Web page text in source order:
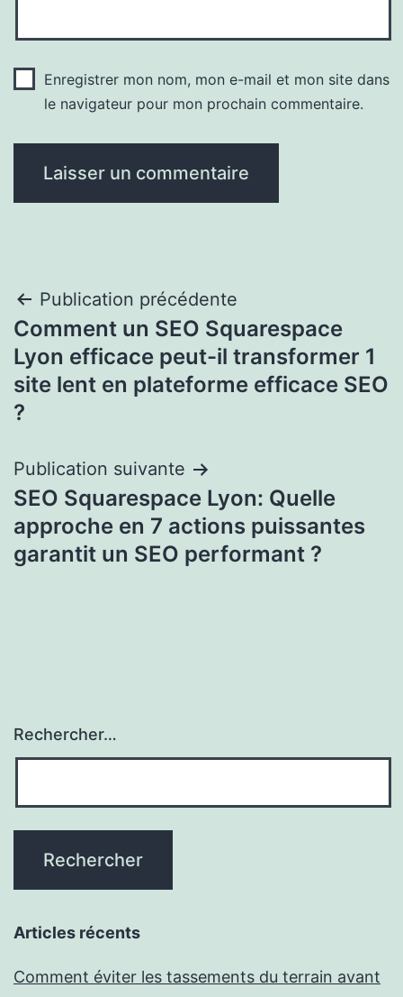
Enregistrer mon nom, mon e-mail et mon site dans
le navigateur pour mon prochain commentaire.
Navigation
de
l’article
Publication précédente
Comment un SEO Squarespace
Lyon efficace peut-il transformer 1
site lent en plateforme efficace SEO
?
Publication suivante
SEO Squarespace Lyon: Quelle
approche en 7 actions puissantes
garantit un SEO performant ?
Rechercher…
Articles récents
Comment éviter les tassements du terrain avant